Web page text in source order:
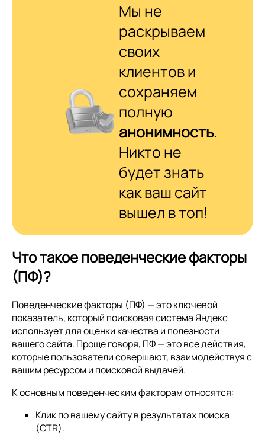
Мы не
раскрываем
своих
клиентов и
сохраняем
полную
анонимность.
Никто не
будет знать
как ваш сайт
вышел в топ!
Что такое поведенческие факторы
(ПФ)?
Поведенческие факторы (ПФ) — это ключевой
показатель, который поисковая система Яндекс
использует для оценки качества и полезности
вашего сайта. Проще говоря, ПФ — это все действия,
которые пользователи совершают, взаимодействуя с
вашим ресурсом и поисковой выдачей.
К основным поведенческим факторам относятся:
Клик по вашему сайту в результатах поиска
(CTR).